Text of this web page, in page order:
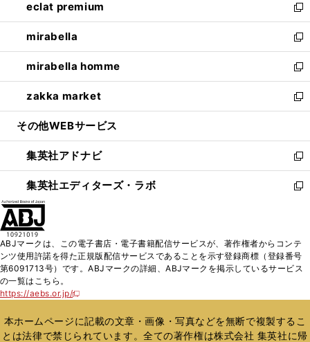
く
で
開
く
ド
ウ
で
開
く
ィ
ン
ド
ウ
で
開
く
い
ウ
ィ
ン
ド
ウ
で
開
eclat premium
新
し
い
ウ
ィ
ン
ド
ウ
開
く
mirabella
新
し
い
ウ
ィ
ン
ウ
で
開
く
mirabella homme
新
し
い
ウ
ン
ド
ウ
で
zakka market
新
し
ウ
ィ
ン
ド
く
その他WEBサービス
集英社アドナビ
新
し
い
ド
ウ
で
集英社エディターズ・ラボ
新
ィ
ン
ド
開
く
ABJマークは、この電子書店・電子書籍配信サービスが、著作権者からコンテ
ンツ使用許諾を得た正規版配信サービスであることを示す登録商標（登録番号
第6091713号）です。ABJマークの詳細、ABJマークを掲示しているサービス
の一覧はこちら。
https://aebs.or.jp/
新
い
ウ
ィ
本ホームページに記載の文章・画像・写真などを無断で複製するこ
とは法律で禁じられています。全ての著作権は株式会社 集英社に帰